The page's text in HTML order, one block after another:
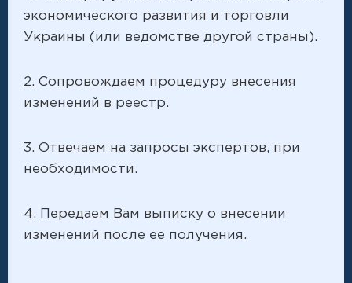
экономического развития и торговли
Украины (или ведомстве другой страны).
2. Сопровождаем процедуру внесения
изменений в реестр.
3. Отвечаем на запросы экспертов, при
необходимости.
4. Передаем Вам выписку о внесении
изменений после ее получения.